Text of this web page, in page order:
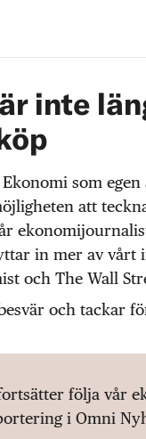
inte
som
att
in mer av vårt
och The Wall
och tackar
följa vår
i Omni